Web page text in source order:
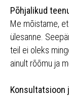
Põhjalikud
Me mõistame,
ülesanne.
teil ei oleks
ainult rõõmu ja
Konsultatsioon